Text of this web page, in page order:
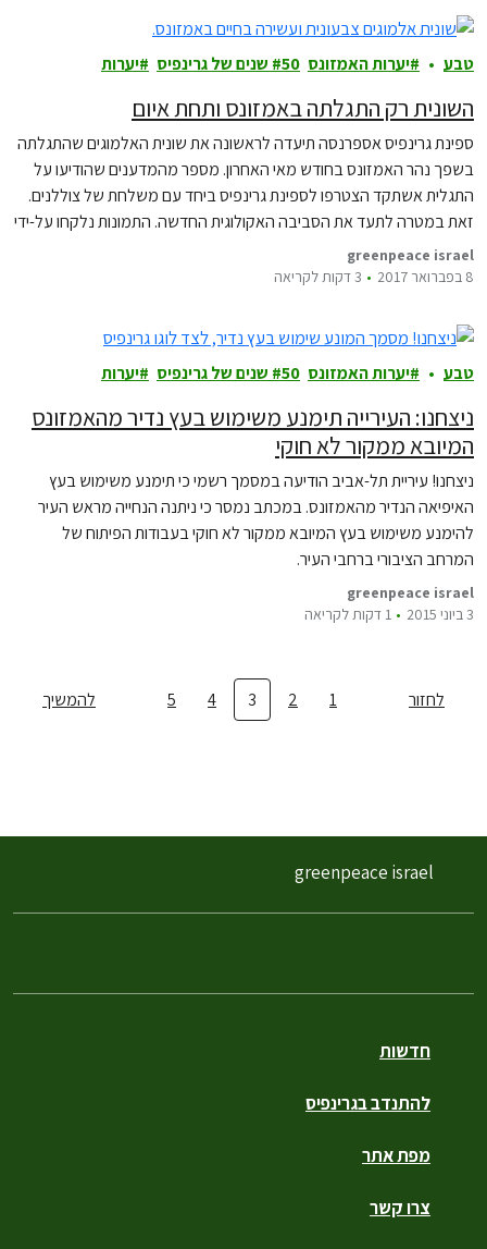
טבע יערות האמזונס 50 שנים של גרינפיס יערות
השונית רק התגלתה באמזונס ותחת איום
ספינת גרינפיס אספרנסה תיעדה לראשונה את שונית האלמוגים שהתגלתה
בשפך נהר האמזונס בחודש מאי האחרון. מספר מהמדענים שהודיעו על
התגלית אשתקד הצטרפו לספינת גרינפיס ביחד עם משלחת של צוללנים.
זאת במטרה לתעד את הסביבה האקולוגית החדשה. התמונות נלקחו על-ידי
צוללת שיצאה מאספרנסה ביחד עם חוקרים וקמפיינר האוקיינוסים של
גרינפיס.
greenpeace israel
8 בפברואר 2017
3 דקות לקריאה
טבע יערות האמזונס 50 שנים של גרינפיס יערות
ניצחנו: העירייה תימנע משימוש בעץ נדיר מהאמזונס
המיובא ממקור לא חוקי
ניצחנו! עיריית תל-אביב הודיעה במסמך רשמי כי תימנע משימוש בעץ
האיפיאה הנדיר מהאמזונס. במכתב נמסר כי ניתנה הנחייה מראש העיר
להימנע משימוש בעץ המיובא ממקור לא חוקי בעבודות הפיתוח של
המרחב הציבורי ברחבי העיר.
greenpeace israel
3 ביוני 2015
1 דקות לקריאה
לחזור 1
2
3
4
5 להמשיך
חדשות
להתנדב בגרינפיס
מפת אתר
צרו קשר